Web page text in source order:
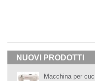
NUOVI PRODOTTI
Macchina per